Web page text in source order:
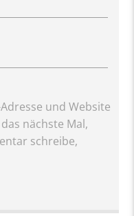
und Website
nächste Mal,
schreibe,